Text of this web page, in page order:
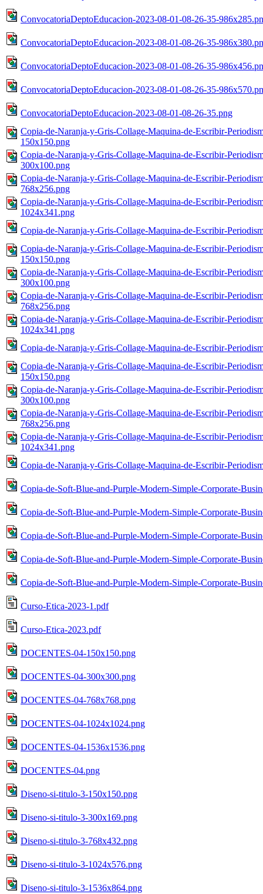
ConvocatoriaDeptoEducacion-2023-08-01-08-26-35-
ConvocatoriaDeptoEducacion-2023-08-01-08-26-35-
ConvocatoriaDeptoEducacion-2023-08-01-08-26-35-
ConvocatoriaDeptoEducacion-2023-08-01-08-26-35-
ConvocatoriaDeptoEducacion-2023-08-01-08-26-35.png
Copia-de-Naranja-y-Gris-Collage-Maquina-de-Escribir-
150x150.png
Copia-de-Naranja-y-Gris-Collage-Maquina-de-Escribir-
300x100.png
Copia-de-Naranja-y-Gris-Collage-Maquina-de-Escribir-
768x256.png
Copia-de-Naranja-y-Gris-Collage-Maquina-de-Escribir-
1024x341.png
Copia-de-Naranja-y-Gris-Collage-Maquina-de-Escribir-
Copia-de-Naranja-y-Gris-Collage-Maquina-de-Escribir-
150x150.png
Copia-de-Naranja-y-Gris-Collage-Maquina-de-Escribir-
300x100.png
Copia-de-Naranja-y-Gris-Collage-Maquina-de-Escribir-
768x256.png
Copia-de-Naranja-y-Gris-Collage-Maquina-de-Escribir-
1024x341.png
Copia-de-Naranja-y-Gris-Collage-Maquina-de-Escribir-
Copia-de-Naranja-y-Gris-Collage-Maquina-de-Escribir-
150x150.png
Copia-de-Naranja-y-Gris-Collage-Maquina-de-Escribir-
300x100.png
Copia-de-Naranja-y-Gris-Collage-Maquina-de-Escribir-
768x256.png
Copia-de-Naranja-y-Gris-Collage-Maquina-de-Escribir-
1024x341.png
Copia-de-Naranja-y-Gris-Collage-Maquina-de-Escribir-
Copia-de-Soft-Blue-and-Purple-Modern-Simple-Corporate-
Copia-de-Soft-Blue-and-Purple-Modern-Simple-Corporate-
Copia-de-Soft-Blue-and-Purple-Modern-Simple-Corporate-
Copia-de-Soft-Blue-and-Purple-Modern-Simple-Corporate-
Copia-de-Soft-Blue-and-Purple-Modern-Simple-Corporate-
Curso-Etica-2023-1.pdf
Curso-Etica-2023.pdf
DOCENTES-04-150x150.png
DOCENTES-04-300x300.png
DOCENTES-04-768x768.png
DOCENTES-04-1024x1024.png
DOCENTES-04-1536x1536.png
DOCENTES-04.png
Diseno-si-titulo-3-150x150.png
Diseno-si-titulo-3-300x169.png
Diseno-si-titulo-3-768x432.png
Diseno-si-titulo-3-1024x576.png
Diseno-si-titulo-3-1536x864.png